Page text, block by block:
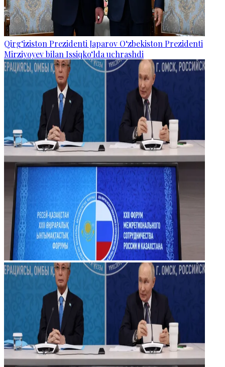
Qirg‘iziston Prezidenti Japarov O‘zbekiston Prezidenti
Mirziyoyev bilan Issiqko‘lda uchrashdi